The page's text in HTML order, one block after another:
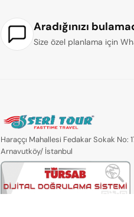
Aradığınızı
Size özel planlama için
Haraççı Mahallesi Fedakar Sokak No:
Arnavutköy/ İstanbul